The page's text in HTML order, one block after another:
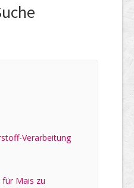
Verarbeitung
Mais zu